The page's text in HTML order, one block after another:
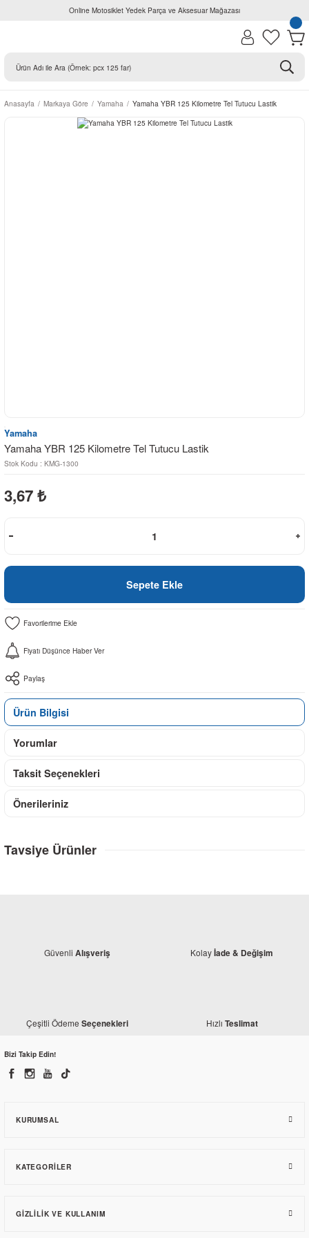
Online Motosiklet Yedek Parça ve Aksesuar Mağazası
Anasayfa Markaya Göre Yamaha Yamaha YBR 125 Kilometre Tel Tutucu Lastik
Yamaha
Yamaha YBR 125 Kilometre Tel Tutucu Lastik
Stok Kodu : KMG-1300
3,67 ₺
Sepete Ekle
Fiyatı Düşünce Haber Ver
Paylaş
Ürün Bilgisi
Yorumlar
Taksit Seçenekleri
Önerileriniz
Tavsiye Ürünler
Yamaha YBR 125 Arka Dişli Flanşı
270,81 TL
Güvenli Alışveriş Kolayİade & Değişim
Çeşitli Ödeme Seçenekleri Hızlı Teslimat
Bizi Takip Edin!
KURUMSAL
KATEGORILER
GIZLILIK VE KULLANIM